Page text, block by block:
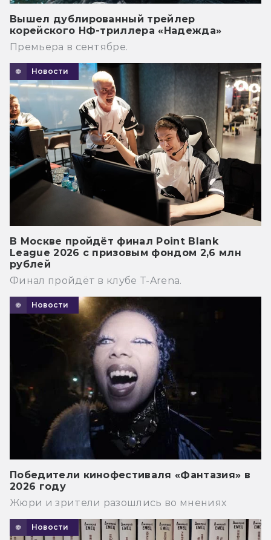
Вышел дублированный трейлер
корейского НФ-триллера «Надежда»
Премьера в сентябре.
Новости
В Москве пройдёт финал Point Blank
League 2026 с призовым фондом 2,6 млн
рублей
Финал пройдёт в клубе T-Arena.
Новости
Победители кинофестиваля «Фантазия» в
2026 году
Жюри и зрители разошлись во мнениях
Новости